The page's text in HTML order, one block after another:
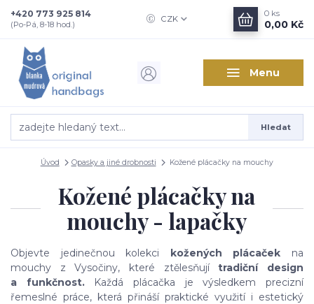
Menu
CZK
Hledat
+420 773 925 814
(Po-Pá, 8-18 hod.)
0 ks
0,00 Kč
Úvod Opasky a jiné drobnosti Kožené plácačky na mouchy
Kožené plácačky na
mouchy - lapačky
Objevte jedinečnou kolekci kožených plácaček na
mouchy z Vysočiny, které ztělesňujítradiční design
a
funkčnost. Každá plácačka je výsledkem precizní
řemeslné práce, která přináší praktické využití i estetický